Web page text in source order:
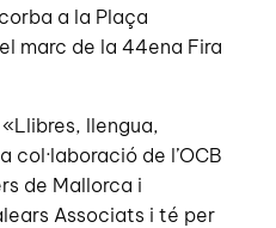
a la Plaça
marc de la 44ena Fira
llengua,
de l’OCB
de Mallorca i
Associats i té per